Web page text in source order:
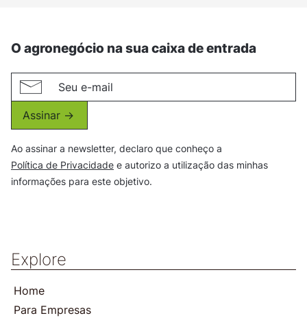
Explore
Home
Para Empresas
O agronegócio na sua caixa de entrada
Assinar ->
Ao assinar a newsletter, declaro que conheço a
Política de Privacidade e autorizo a utilização das minhas
informações para este objetivo.